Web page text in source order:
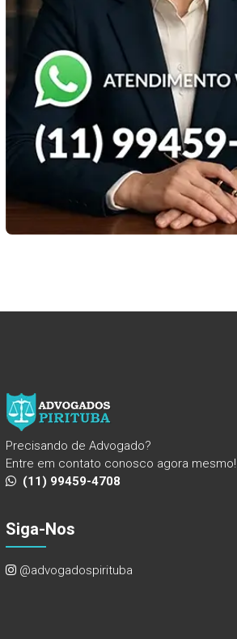
Precisando de Advogado?
Entre em contato conosco agora mesmo!
(11) 99459-4708
Siga-Nos
@advogadospirituba